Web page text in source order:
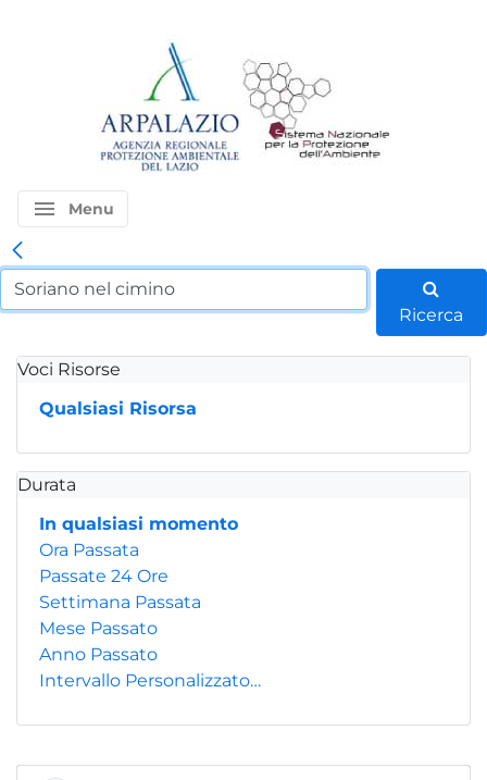
menu Menu
Ricerca
Voci Risorse
Qualsiasi Risorsa
Durata
In qualsiasi momento
Ora Passata
Passate 24 Ore
Settimana Passata
Mese Passato
Anno Passato
Intervallo Personalizzato…